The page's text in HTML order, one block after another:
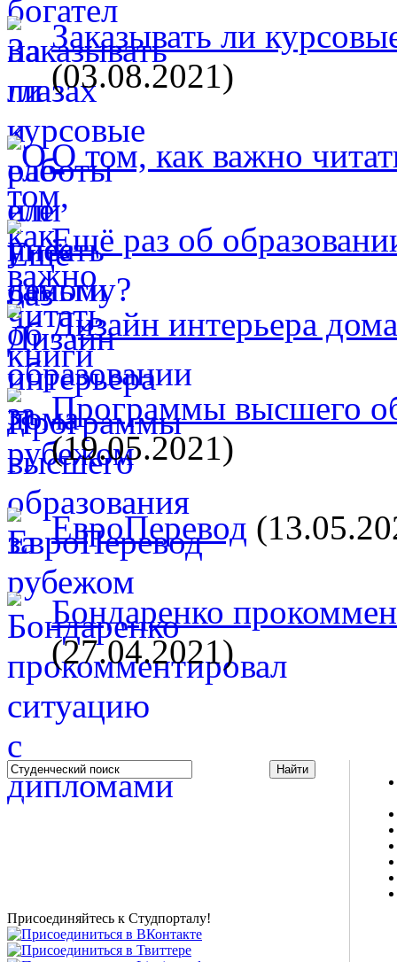
Заказывать ли
(03.08.2021)
О том, как важно
Ещё раз об
Дизайн интерьера дома
Программы высшего
(19.05.2021)
ЕвроПеревод
Бондаренко
(27.04.2021)
Studportal.net.ua - неофициальный студенческий сайт
Присоединяйтесь к Студпорталу!